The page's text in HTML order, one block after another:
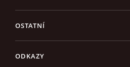
OSTATNÍ
ODKAZY